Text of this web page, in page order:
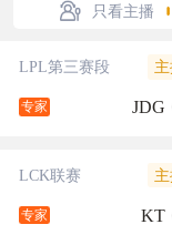
只看主播
LPL第三赛段
专家 JDG
LCK联赛
专家 KT